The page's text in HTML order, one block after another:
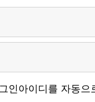
인아이디를 자동으